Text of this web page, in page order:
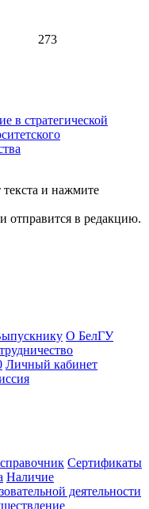
273
в стратегической
и нажмите
отправится в редакцию.
О БелГУ
Личный кабинет
Сертификаты
Наличие
деятельности